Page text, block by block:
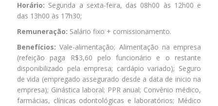
Horário: Segunda a sexta-feira, das 08h00 às 12h00 e
das 13h00 às 17h30;
Remuneração: Salário fixo + comissionamento.
Benefícios: Vale-alimentação; Alimentação na empresa
(refeição paga R$3,60 pelo funcionário e o restante
disponibilizado pela empresa; cardápio variado); Seguro
de vida (empregado assegurado desde a data de inicio na
empresa); Ginástica laboral; PPR anual; Convênio médico,
farmácias, clínicas odontológicas e laboratórios; Médico